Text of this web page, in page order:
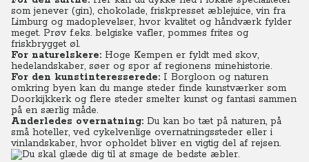
som jenever (gin), chokolade, friskpresset æblejuice, vin fra
Limburg og madoplevelser, hvor kvalitet og håndværk fylder
meget. Prøv f.eks. belgiske vafler, pommes frites og
friskbrygget øl.
For naturelskere: Hoge Kempen er fyldt med skov,
hedelandskaber, søer og spor af regionens minehistorie.
For den kunstinteresserede: I Borgloon og naturen
omkring byen kan du mange steder finde kunstværker som
Doorkijkkerk og flere steder smelter kunst og fantasi sammen
på en særlig måde.
Anderledes overnatning: Du kan bo tæt på naturen, på
små hoteller, ved cykelvenlige overnatningssteder eller i
vinlandskaber, hvor opholdet bliver en vigtig del af rejsen.